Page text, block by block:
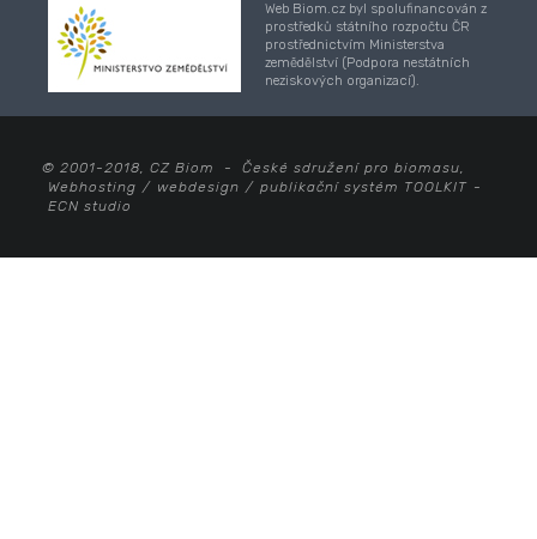
Web Biom.cz byl spolufinancován z
prostředků státního rozpočtu ČR
prostřednictvím Ministerstva
zemědělství (Podpora nestátních
neziskových organizací).
© 2001-2018, CZ Biom - České sdružení pro biomasu,
Webhosting / webdesign / publikační systém TOOLKIT -
ECN studio